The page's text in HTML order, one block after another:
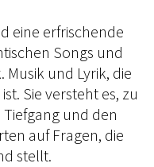
eine erfrischende
Songs und
und Lyrik, die
Sie versteht es, zu
und den
auf Fragen, die
stellt.